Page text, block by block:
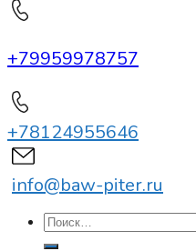
+79959978757
+78124955646
info@baw-piter.ru
Искать: